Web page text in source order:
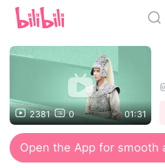
2381 0 01:31